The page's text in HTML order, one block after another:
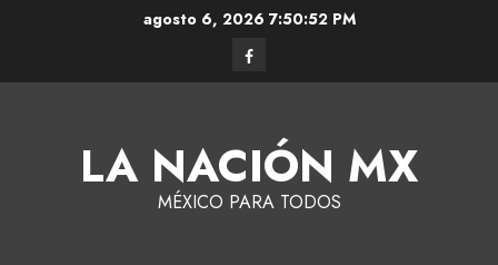
agosto 6, 2026 7:50:53 PM
LA NACIÓN MX
MÉXICO PARA TODOS